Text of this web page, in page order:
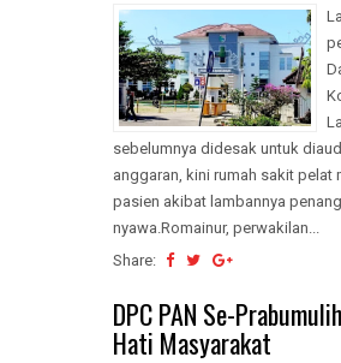
sebelumnya didesak untuk
anggaran, kini rumah sakit pelat
pasien akibat lambannya
nyawa.Romainur, perwakilan...
Share:
DPC PAN Se-
Hati Masyarakat